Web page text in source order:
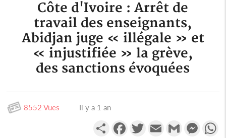
Côte d'Ivoire : Arrêt de
travail des enseignants,
Abidjan juge « illégale » et
« injustifiée » la grève,
des sanctions évoquées
8552 Vues Il y a 1 an
PartagerFacebookTwitterEmail Gmail